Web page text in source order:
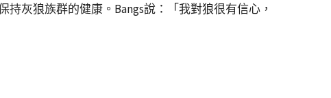
灰狼族群的健康。Bangs說：「我對狼很有信心，